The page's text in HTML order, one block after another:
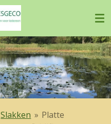
Slakken » Platte